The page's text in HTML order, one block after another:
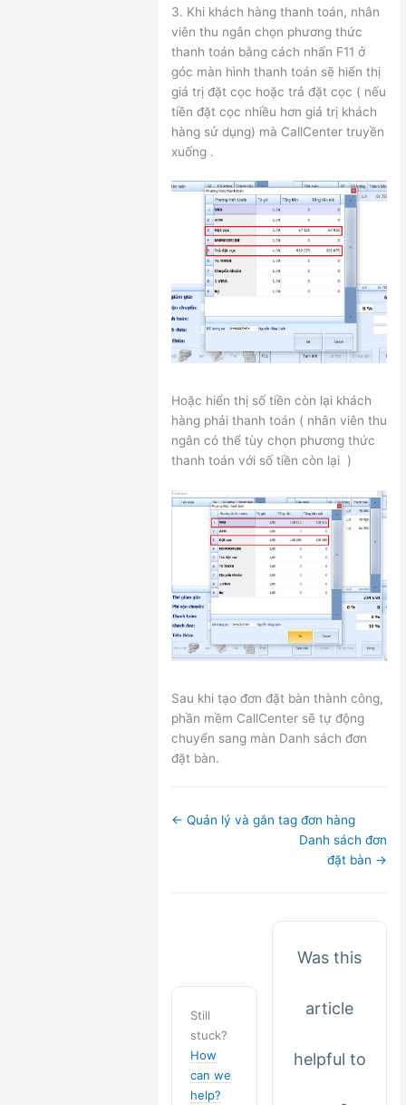
3. Khi khách hàng thanh toán, nhân
viên thu ngân chọn phương thức
thanh toán bằng cách nhấn F11 ở
góc màn hình thanh toán sẽ hiển thị
giá trị đặt cọc hoặc trả đặt cọc ( nếu
tiền đặt cọc nhiều hơn giá trị khách
hàng sử dụng) mà CallCenter truyền
xuống .
Hoặc hiển thị số tiền còn lại khách
hàng phải thanh toán ( nhân viên thu
ngân có thể tùy chọn phương thức
thanh toán với số tiền còn lại )
Sau khi tạo đơn đặt bàn thành công,
phần mềm CallCenter sẽ tự động
chuyển sang màn Danh sách đơn
đặt bàn.
Doc
← Quản lý và gắn tag đơn hàng
Danh sách đơn
đặt bàn →
Still
stuck?
How
can we
help?
Was this
article
helpful to